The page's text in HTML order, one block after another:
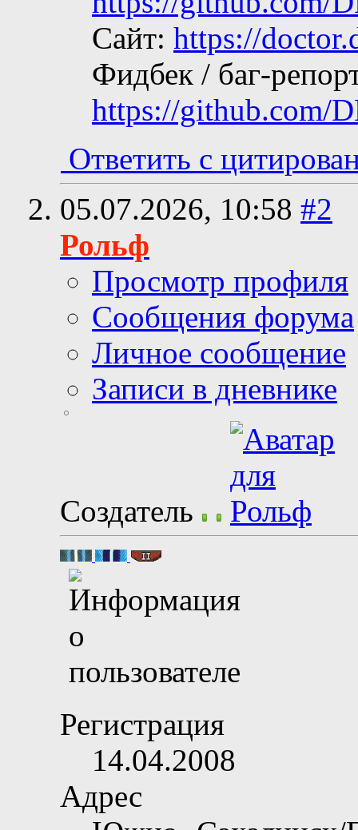
Сайт: https://
Фидбек / баг-
https://github.com/
Ответить с
05.07.2026, 10:58 #2
Рольф
Просмотр профиля
Сообщения форума
Личное сообщение
Записи в дневнике
Создатель
Регистрация
14.04.2008
Адрес